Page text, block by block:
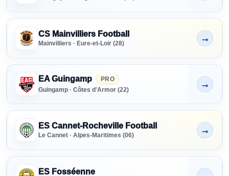
CS Mainvilliers Football
Mainvilliers · Eure-et-Loir (28)
Non indiqué
→
EA Guingamp
PRO
Guingamp · Côtes d'Armor (22)
Non indiqué
→
ES Cannet-Rocheville Football
Le Cannet · Alpes-Maritimes (06)
Non indiqué
→
ES Fosséenne